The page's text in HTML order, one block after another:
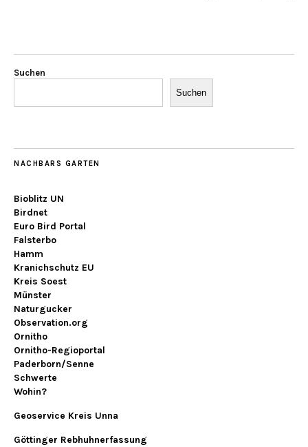
Suchen
Suchen
NACHBARS GARTEN
Bioblitz UN
Birdnet
Euro Bird Portal
Falsterbo
Hamm
Kranichschutz EU
Kreis Soest
Münster
Naturgucker
Observation.org
Ornitho
Ornitho-Regioportal
Paderborn/Senne
Schwerte
Wohin?
Geoservice Kreis Unna
Göttinger Rebhuhnerfassung